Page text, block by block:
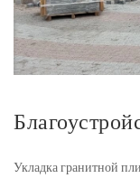
Укладка гранитной